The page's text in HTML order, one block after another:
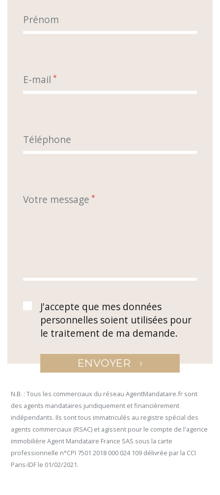
Prénom
E-mail *
Téléphone
Votre message *
J'accepte que mes données
personnelles soient utilisées pour
le traitement de ma demande.
ENVOYER ›
N.B. : Tous les commerciaux du réseau AgentMandataire.fr sont
des agents mandataires juridiquement et financièrement
indépendants. Ils sont tous immatriculés au registre spécial des
agents commerciaux (RSAC) et agissent pour le compte de l'agence
immobilière Agent Mandataire France SAS sous la carte
professionnelle n°CPI 7501 2018 000 024 109 délivrée par la CCI
Paris-IDF le 01/02/2021.